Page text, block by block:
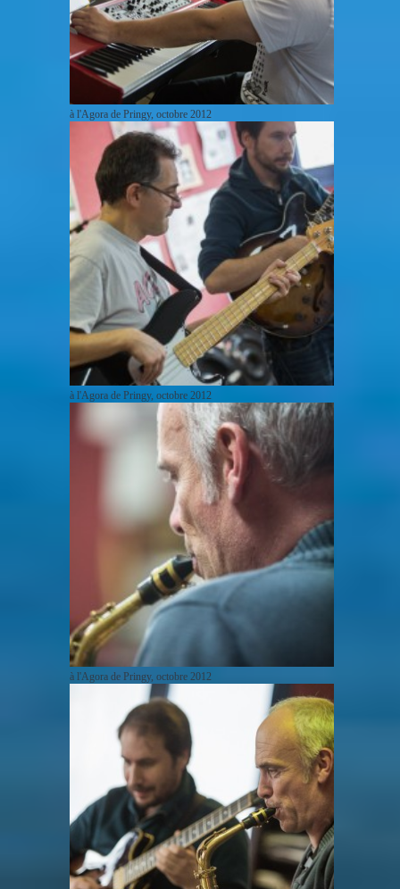
à l'Agora de Pringy, octobre 2012
à l'Agora de Pringy, octobre 2012
à l'Agora de Pringy, octobre 2012